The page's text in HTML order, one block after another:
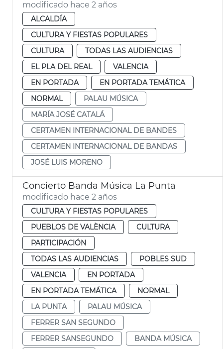
modificado hace 2 años
ALCALDÍA
CULTURA Y FIESTAS POPULARES
CULTURA
TODAS LAS AUDIENCIAS
EL PLA DEL REAL
VALENCIA
EN PORTADA
EN PORTADA TEMÁTICA
NORMAL
PALAU MÚSICA
MARÍA JOSÉ CATALÁ
CERTAMEN INTERNACIONAL DE BANDES
CERTAMEN INTERNACIONAL DE BANDAS
JOSÉ LUIS MORENO
Concierto Banda Música La Punta
modificado hace 2 años
CULTURA Y FIESTAS POPULARES
PUEBLOS DE VALÈNCIA
CULTURA
PARTICIPACIÓN
TODAS LAS AUDIENCIAS
POBLES SUD
VALENCIA
EN PORTADA
EN PORTADA TEMÁTICA
NORMAL
LA PUNTA
PALAU MÚSICA
FERRER SAN SEGUNDO
FERRER SANSEGUNDO
BANDA MÚSICA